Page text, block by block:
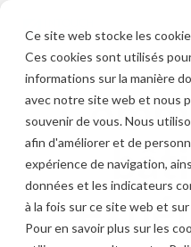
Ce site web stocke les
Ces cookies sont utilisés
informations sur la manière
avec notre site web et nous
souvenir de vous. Nous
afin d'améliorer et de
expérience de navigation,
données et les indicateurs
à la fois sur ce site web et
Pour en savoir plus sur les
main
content.